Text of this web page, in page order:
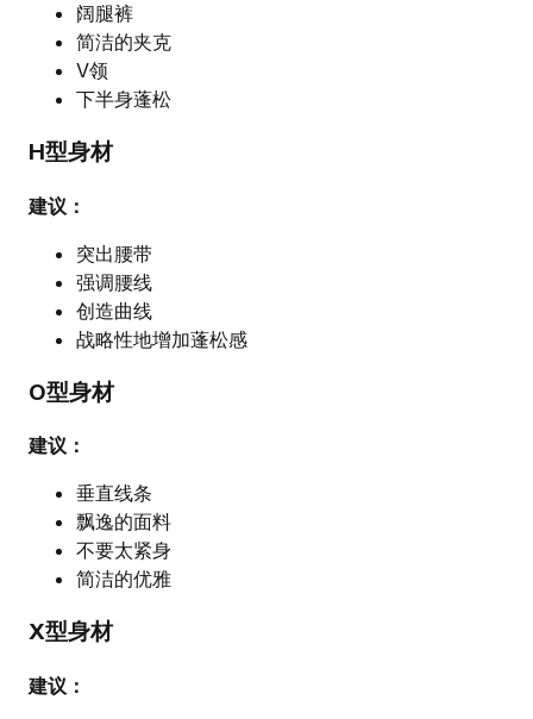
阔腿裤
简洁的夹克
V领
下半身蓬松
H型身材
建议：
突出腰带
强调腰线
创造曲线
战略性地增加蓬松感
O型身材
建议：
垂直线条
飘逸的面料
不要太紧身
简洁的优雅
X型身材
建议：